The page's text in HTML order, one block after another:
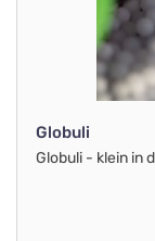
Globuli
Globuli - klein in